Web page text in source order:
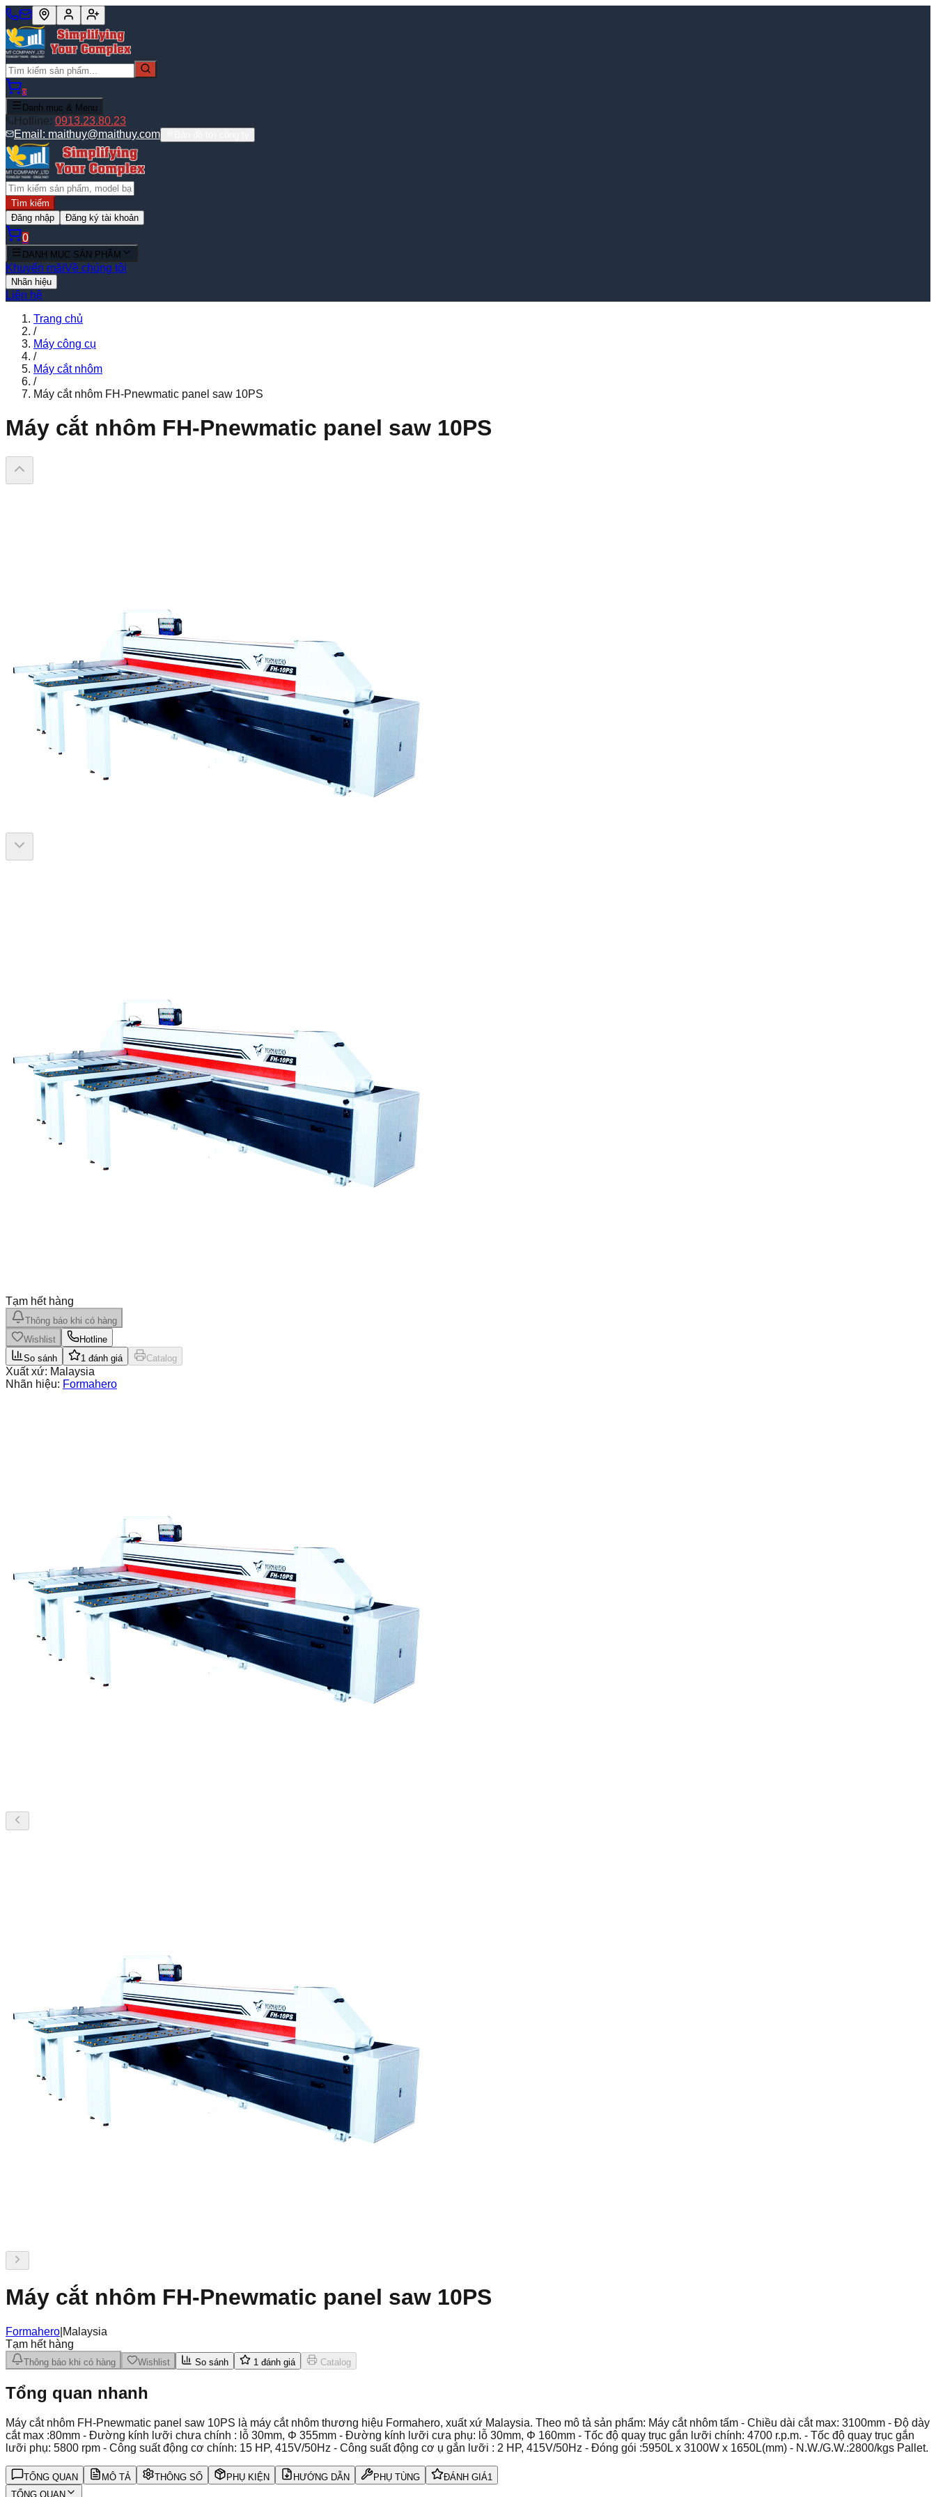
0
Danh mục & Menu
Hotline: 0913.23.80.23
Email: maithuy@maithuy.com
Tìm kiếm
Đăng nhập
Đăng ký tài khoản
0
DANH MỤC SẢN PHẨM
Khuyến mãiVề chúng tôi
Nhãn hiệu
Liên hệ
Trang chủ
/
Máy công cụ
/
Máy cắt nhôm
/
Máy cắt nhôm FH-Pnewmatic panel saw 10PS
Máy cắt nhôm FH-Pnewmatic panel saw 10PS
Tạm hết hàng
Thông báo khi có hàng
Wishlist
Hotline
So sánh
1 đánh giá Catalog
Xuất xứ: Malaysia
Nhãn hiệu: Formahero
Máy cắt nhôm FH-Pnewmatic panel saw 10PS
Formahero Malaysia
Tạm hết hàng
Thông báo khi có hàng Wishlist So sánh 1 đánh giá Catalog
Tổng quan nhanh
Máy cắt nhôm FH-Pnewmatic panel saw 10PS là máy cắt nhôm thương hiệu Formahero, xuất xứ Malaysia. Theo mô tả sản phẩm: Máy cắt nhôm tấm - Chiều dài cắt max: 3100mm - Độ dày
cắt max :80mm - Đường kính lưỡi chưa chính : lỗ 30mm, Φ 355mm - Đường kính lưỡi cưa phụ: lỗ 30mm, Φ 160mm - Tốc độ quay trục gắn lưỡi chính: 4700 r.p.m. - Tốc độ quay trục gắn
lưỡi phụ: 5800 rpm - Công suất động cơ chính: 15 HP, 415V/50Hz - Công suất động cơ ụ gắn lưỡi : 2 HP, 415V/50Hz - Đóng gói :5950L x 3100W x 1650L(mm) - N.W./G.W.:2800/kgs Pallet.
TỔNG QUAN MÔ TẢ THÔNG SỐ PHỤ KIỆN HƯỚNG DẪN PHỤ TÙNG ĐÁNH GIÁ1
TỔNG QUAN